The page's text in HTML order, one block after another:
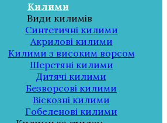
Килими
Види килимів
Синтетичні килими
Акрилові килими
Килими з високим ворсом
Шерстяні килими
Дитячі килими
Безворсові килими
Віскозні килими
Гобеленові килими